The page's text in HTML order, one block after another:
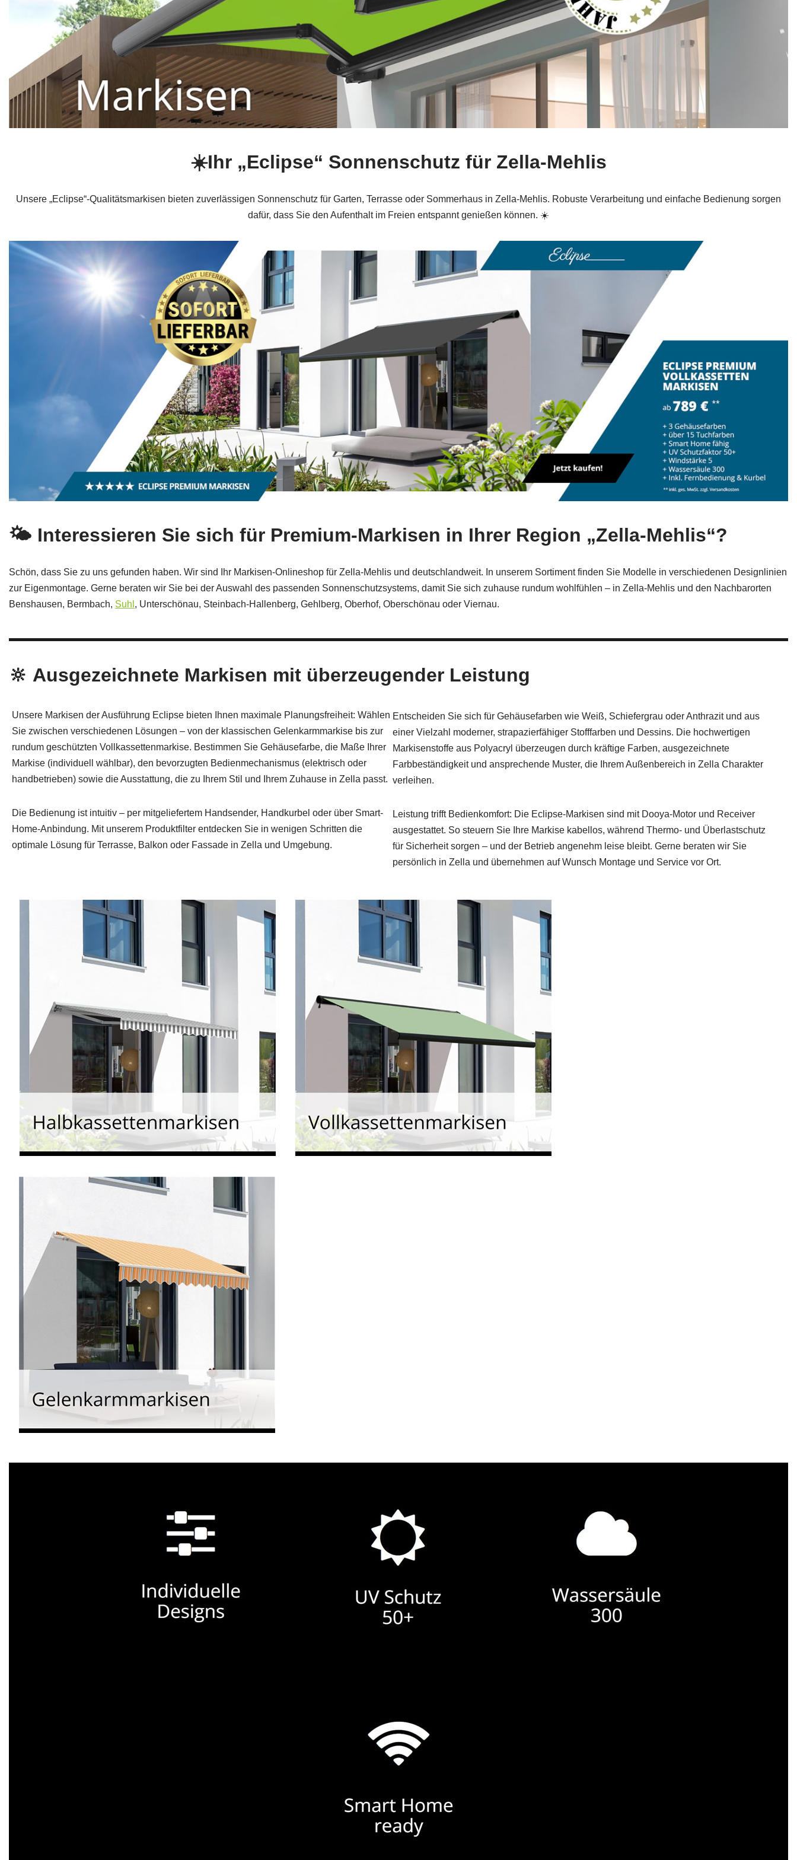
☀️Ihr „Eclipse“ Sonnenschutz für Zella‑Mehlis
Unsere „Eclipse“-Qualitätsmarkisen bieten zuverlässigen Sonnenschutz für Garten, Terrasse oder Sommerhaus in Zella‑Mehlis. Robuste Verarbeitung und einfache Bedienung sorgen
dafür, dass Sie den Aufenthalt im Freien entspannt genießen können. ☀️
🌤️ Interessieren Sie sich für Premium‑Markisen in Ihrer Region „Zella‑Mehlis“?
Schön, dass Sie zu uns gefunden haben. Wir sind Ihr Markisen-Onlineshop für Zella‑Mehlis und deutschlandweit. In unserem Sortiment finden Sie Modelle in verschiedenen Designlinien
zur Eigenmontage. Gerne beraten wir Sie bei der Auswahl des passenden Sonnenschutzsystems, damit Sie sich zuhause rundum wohlfühlen – in Zella‑Mehlis und den Nachbarorten
Benshausen, Bermbach, Suhl , Unterschönau, Steinbach‑Hallenberg, Gehlberg, Oberhof, Oberschönau oder Viernau.
🔆 Ausgezeichnete Markisen mit überzeugender Leistung
Unsere Markisen der Ausführung Eclipse bieten Ihnen maximale Planungsfreiheit: Wählen
Sie zwischen verschiedenen Lösungen – von der klassischen Gelenkarmmarkise bis zur
rundum geschützten Vollkassettenmarkise. Bestimmen Sie Gehäusefarbe, die Maße Ihrer
Markise (individuell wählbar), den bevorzugten Bedienmechanismus (elektrisch oder
handbetrieben) sowie die Ausstattung, die zu Ihrem Stil und Ihrem Zuhause in Zella passt.
Die Bedienung ist intuitiv – per mitgeliefertem Handsender, Handkurbel oder über Smart-
Home-Anbindung. Mit unserem Produktfilter entdecken Sie in wenigen Schritten die
optimale Lösung für Terrasse, Balkon oder Fassade in Zella und Umgebung.
Entscheiden Sie sich für Gehäusefarben wie Weiß, Schiefergrau oder Anthrazit und aus
einer Vielzahl moderner, strapazierfähiger Stofffarben und Dessins. Die hochwertigen
Markisenstoffe aus Polyacryl überzeugen durch kräftige Farben, ausgezeichnete
Farbbeständigkeit und ansprechende Muster, die Ihrem Außenbereich in Zella Charakter
verleihen.
Leistung trifft Bedienkomfort: Die Eclipse-Markisen sind mit Dooya-Motor und Receiver
ausgestattet. So steuern Sie Ihre Markise kabellos, während Thermo- und Überlastschutz
für Sicherheit sorgen – und der Betrieb angenehm leise bleibt. Gerne beraten wir Sie
persönlich in Zella und übernehmen auf Wunsch Montage und Service vor Ort.